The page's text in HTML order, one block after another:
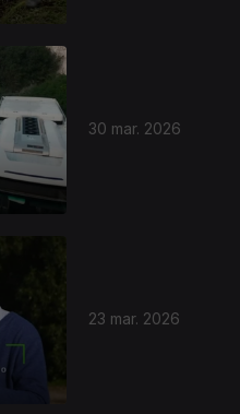
30 mar. 2026
23 mar. 2026